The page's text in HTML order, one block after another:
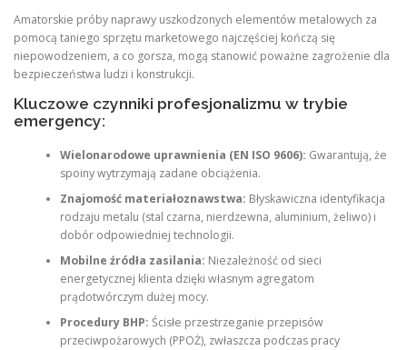
Amatorskie próby naprawy uszkodzonych elementów metalowych za
pomocą taniego sprzętu marketowego najczęściej kończą się
niepowodzeniem, a co gorsza, mogą stanowić poważne zagrożenie dla
bezpieczeństwa ludzi i konstrukcji.
Kluczowe czynniki profesjonalizmu w trybie
emergency:
Wielonarodowe uprawnienia (EN ISO 9606): Gwarantują, że
spoiny wytrzymają zadane obciążenia.
Znajomość materiałoznawstwa: Błyskawiczna identyfikacja
rodzaju metalu (stal czarna, nierdzewna, aluminium, żeliwo) i
dobór odpowiedniej technologii.
Mobilne źródła zasilania: Niezależność od sieci
energetycznej klienta dzięki własnym agregatom
prądotwórczym dużej mocy.
Procedury BHP: Ścisłe przestrzeganie przepisów
przeciwpożarowych (PPOŻ), zwłaszcza podczas pracy